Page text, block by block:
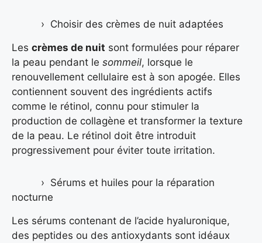
Choisir des crèmes de nuit adaptées
Les crèmes de nuit sont formulées pour réparer
la peau pendant le sommeil, lorsque le
renouvellement cellulaire est à son apogée. Elles
contiennent souvent des ingrédients actifs
comme le rétinol, connu pour stimuler la
production de collagène et transformer la texture
de la peau. Le rétinol doit être introduit
progressivement pour éviter toute irritation.
Sérums et huiles pour la réparation
nocturne
Les sérums contenant de l’acide hyaluronique,
des peptides ou des antioxydants sont idéaux